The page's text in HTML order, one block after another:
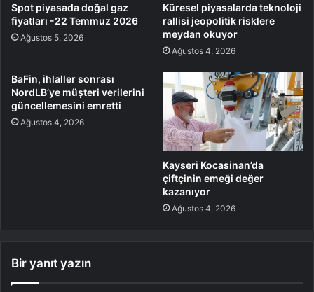
Spot piyasada doğal gaz
fiyatları -22 Temmuz 2026
Ağustos 5, 2026
Küresel piyasalarda teknoloji
rallisi jeopolitik risklere
meydan okuyor
Ağustos 4, 2026
BaFin, ihlaller sonrası
NordLB’ye müşteri verilerini
güncellemesini emretti
Ağustos 4, 2026
Kayseri Kocasinan’da
çiftçinin emeği değer
kazanıyor
Ağustos 4, 2026
Bir yanıt yazın